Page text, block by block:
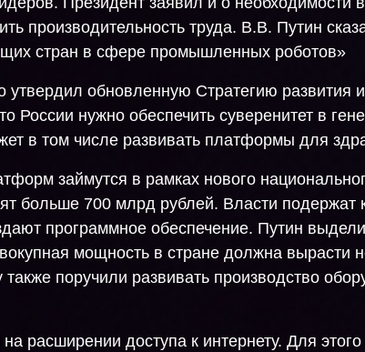
производительность труда. В.В. Путин
стран в сфере промышленных роботов»
обновленную Стратегию развития
России нужно обеспечить суверенитет в
в том числе развивать платформы для
займутся в рамках нового
больше 700 млрд рублей. Власти подержат
программное обеспечение. Путин
мощность в стране должна вырасти
также поручили развивать производство
расширении доступа к интернету. Для